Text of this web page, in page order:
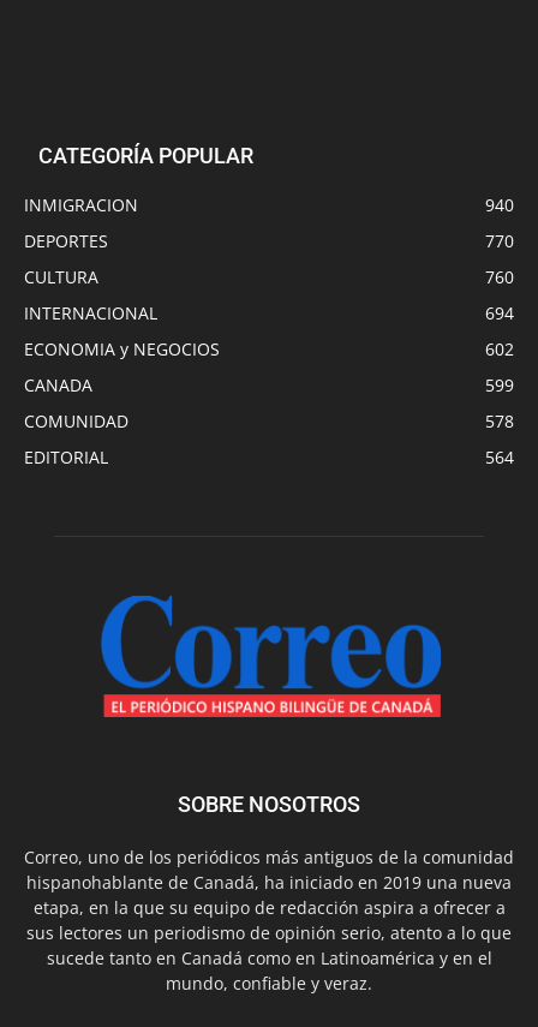
CATEGORÍA POPULAR
INMIGRACION
940
DEPORTES
770
CULTURA
760
INTERNACIONAL
694
ECONOMIA y NEGOCIOS
602
CANADA
599
COMUNIDAD
578
EDITORIAL
564
SOBRE NOSOTROS
Correo, uno de los periódicos más antiguos de la comunidad
hispanohablante de Canadá, ha iniciado en 2019 una nueva
etapa, en la que su equipo de redacción aspira a ofrecer a
sus lectores un periodismo de opinión serio, atento a lo que
sucede tanto en Canadá como en Latinoamérica y en el
mundo, confiable y veraz.